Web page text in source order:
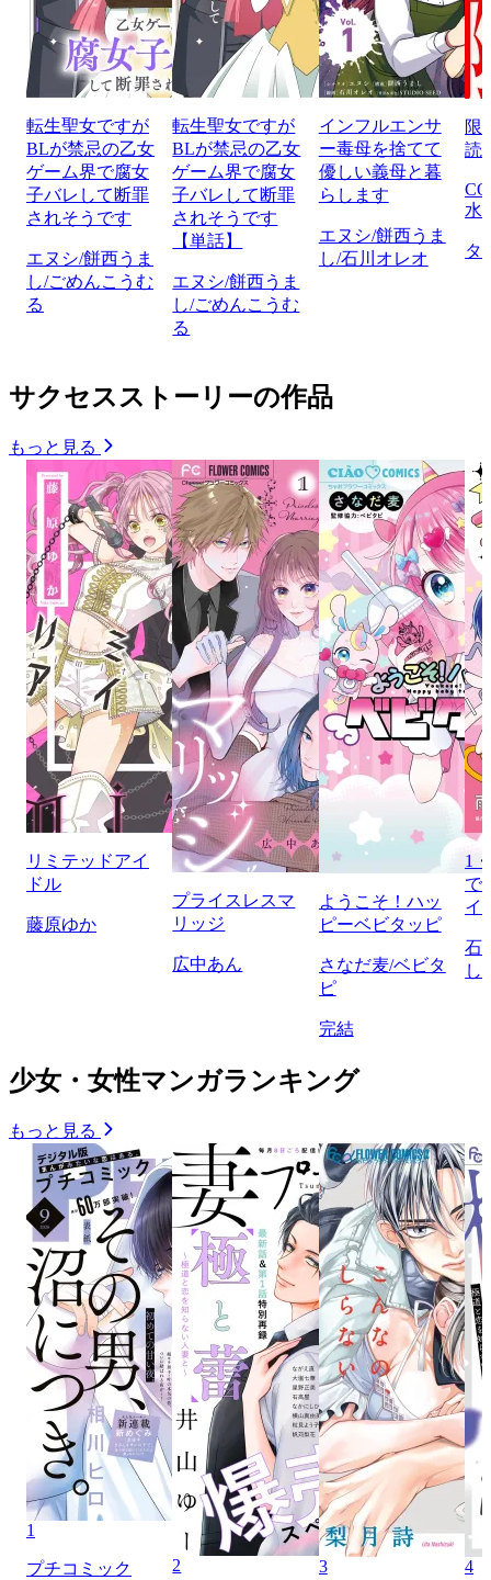
転生聖女ですが
BLが禁忌の乙女
ゲーム界で腐女
子バレして断罪
されそうです
エヌシ/餅西うま
し/ごめんこうむ
る
転生聖女ですが
BLが禁忌の乙女
ゲーム界で腐女
子バレして断罪
されそうです
【単話】
エヌシ/餅西うま
し/ごめんこうむ
る
インフルエンサ
ー毒母を捨てて
優しい義母と暮
らします
エヌシ/餅西うま
し/石川オレオ
限
読
水
タ
サクセスストーリーの作品
もっと見る
リミテッドアイ
ドル
藤原ゆか
プライスレスマ
リッジ
広中あん
ようこそ！ハッ
ピーベビタッピ
さなだ麦/ベビタ
ピ
完結
1
で
イ
石
し
少女・女性マンガランキング
もっと見る
1
プチコミック
2 3 4